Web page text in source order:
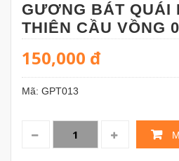
GƯƠNG BÁT QUÁI
THIÊN CẦU VỒNG
150,000 đ
Mã: GPT013